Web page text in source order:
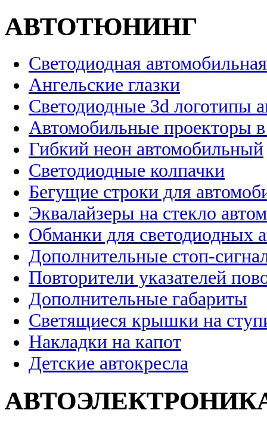
АВТОТЮНИНГ
Светодиодная
Ангельские глазки
Светодиодные 3d логотипы
Автомобильные проекторы
Гибкий неон автомобильный
Светодиодные колпачки
Бегущие строки для
Эквалайзеры на стекло
Обманки для светодиодных
Дополнительные стоп-
Повторители указателей
Дополнительные габариты
Светящиеся крышки на
Накладки на капот
Детские автокресла